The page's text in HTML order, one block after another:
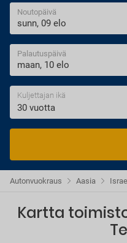
Noutopäivä
Palautuspäivä
Kuljettajan ikä
30 vuotta
Israel
Aasia
Autonvuokraus
Kartta